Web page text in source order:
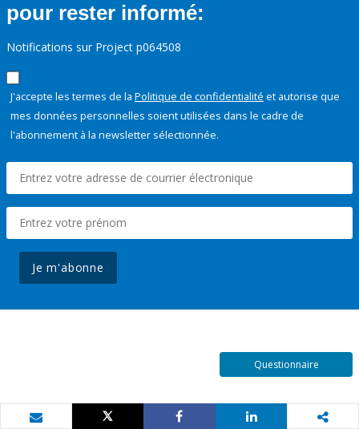
pour rester informé:
Notifications sur Project p064508
J'accepte les termes de la Politique de confidentialité et autorise que
mes données personnelles soient utilisées dans le cadre de
l'abonnement à la newsletter sélectionnée.
Je m'abonne
Questionnaire